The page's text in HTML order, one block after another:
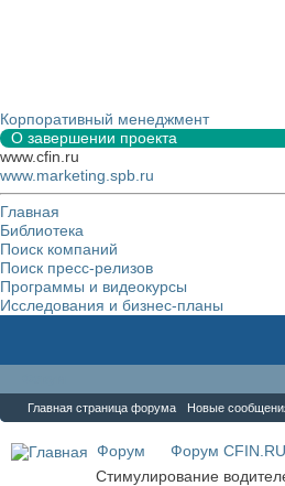
Корпоративный менеджмент
О завершении проекта
www.cfin.ru
www.marketing.spb.ru
Главная
Библиотека
Поиск компаний
Поиск пресс-релизов
Программы и видеокурсы
Исследования и бизнес-планы
Главная страница форума Новые
Форум Форум CFIN.RU
Стимулирование